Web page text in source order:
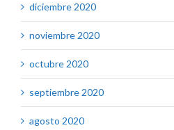
diciembre 2020
noviembre 2020
octubre 2020
septiembre 2020
agosto 2020